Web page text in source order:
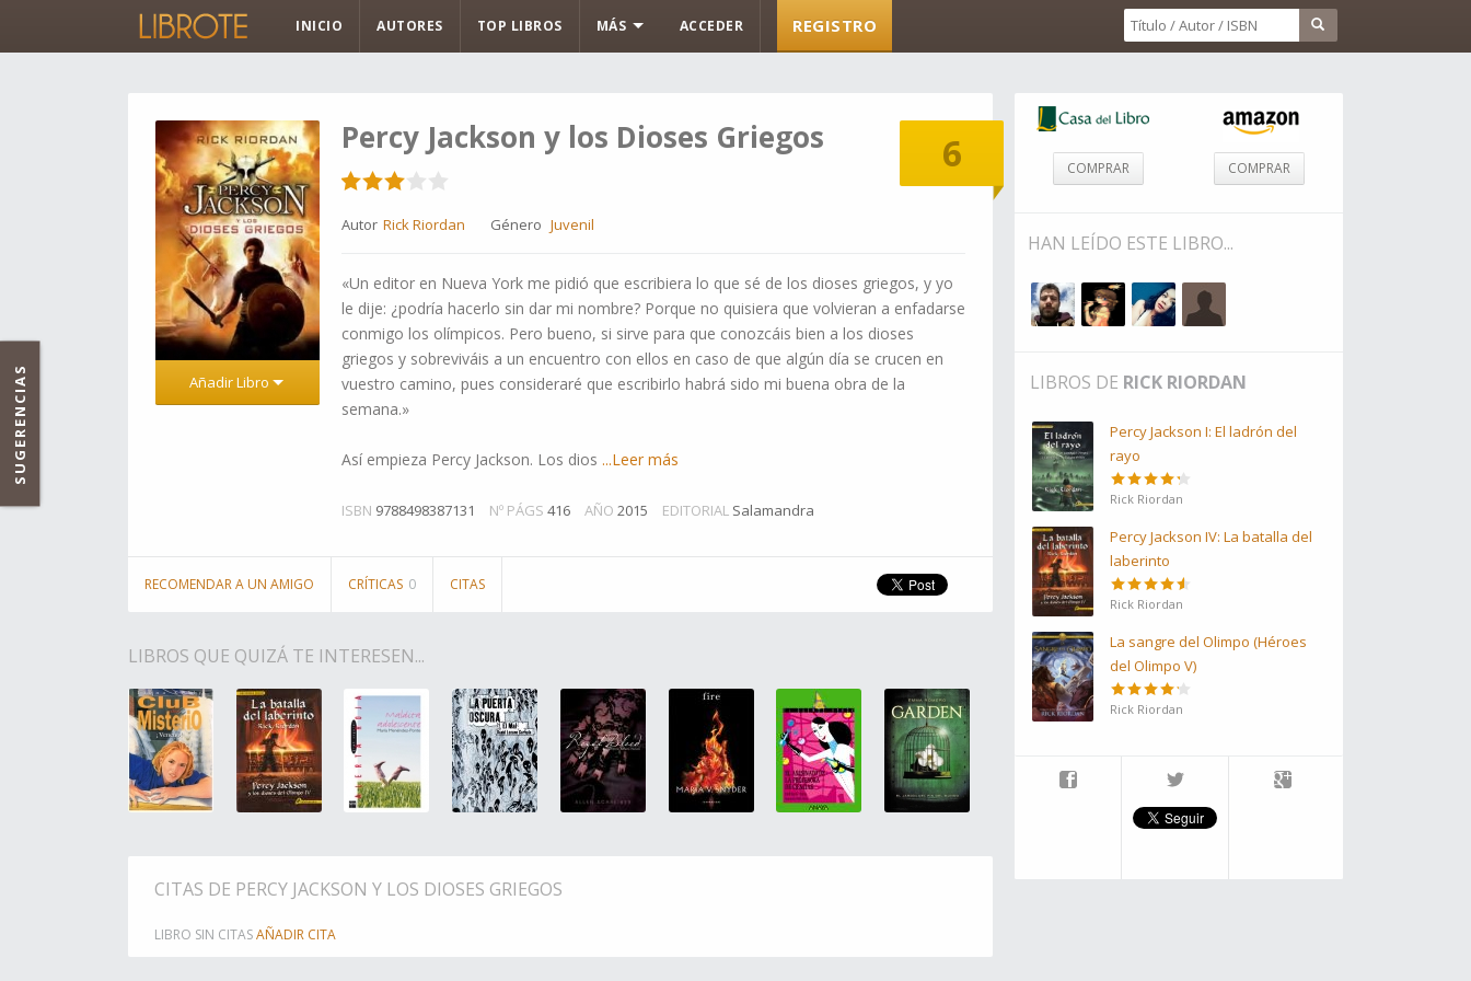
INICIO AUTORES TOP LIBROS MÁS ACCEDER REGISTRO
6
Añadir Libro
Percy Jackson y los Dioses Griegos
Autor Rick Riordan Género Juvenil
«Un editor en Nueva York me pidió que escribiera lo que sé de los dioses griegos, y yo
le dije: ¿podría hacerlo sin dar mi nombre? Porque no quisiera que volvieran a enfadarse
conmigo los olímpicos. Pero bueno, si sirve para que conozcáis bien a los dioses
griegos y sobreviváis a un encuentro con ellos en caso de que algún día se crucen en
vuestro camino, pues consideraré que escribirlo habrá sido mi buena obra de la
semana.»
Así empieza Percy Jackson. Los dios ...Leer más
ISBN 9788498387131 Nº PÁGS 416 AÑO 2015 EDITORIAL Salamandra
RECOMENDAR A UN AMIGO CRÍTICAS 0 CITAS
LIBROS QUE QUIZÁ TE INTERESEN...
CITAS DE PERCY JACKSON Y LOS DIOSES GRIEGOS
LIBRO SIN CITASAÑADIR CITA
COMPRAR COMPRAR
HAN LEÍDO ESTE LIBRO...
LIBROS DE RICK RIORDAN
Percy Jackson I: El ladrón del
rayo
Rick Riordan
Percy Jackson IV: La batalla del
laberinto
Rick Riordan
La sangre del Olimpo (Héroes
del Olimpo V)
Rick Riordan
SUGERENCIAS